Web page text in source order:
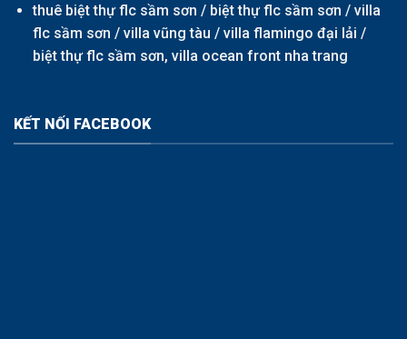
thuê biệt thự flc sầm sơn / biệt thự flc sầm sơn / villa
flc sầm sơn / villa vũng tàu / villa flamingo đại lải /
biệt thự flc sầm sơn, villa ocean front nha trang
KẾT NỐI FACEBOOK